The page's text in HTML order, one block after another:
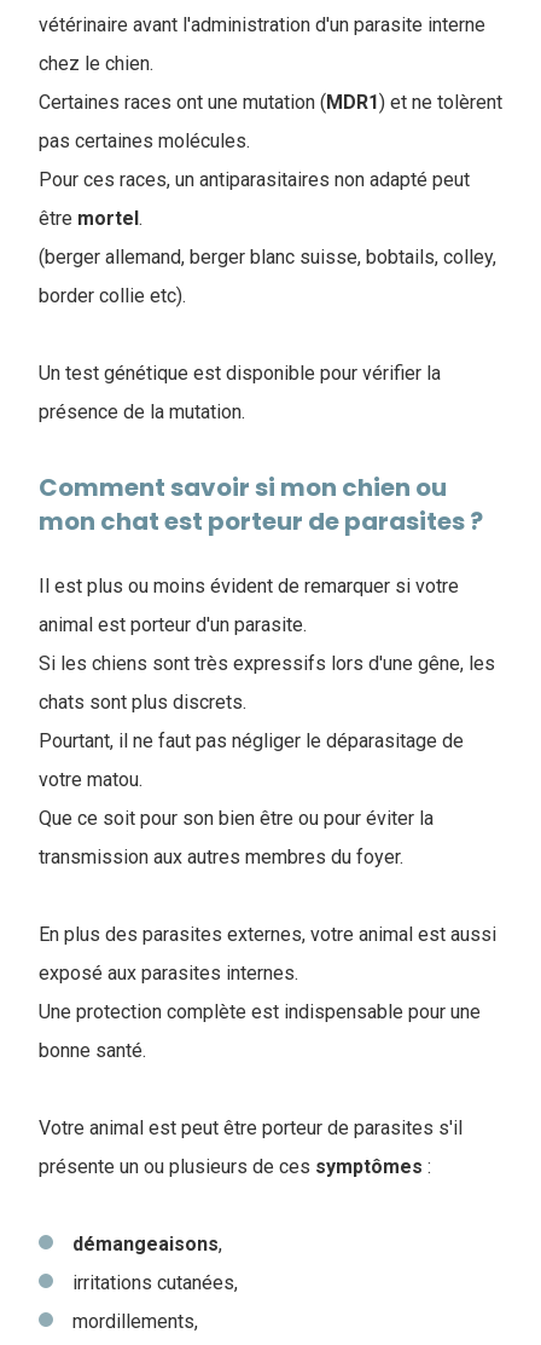
vétérinaire avant l'administration d'un parasite interne
chez le chien.
Certaines races ont une mutation (MDR1) et ne tolèrent
pas certaines molécules.
Pour ces races, un antiparasitaires non adapté peut
être mortel.
(berger allemand, berger blanc suisse, bobtails, colley,
border collie etc).
Un test génétique est disponible pour vérifier la
présence de la mutation.
Comment savoir si mon chien ou
mon chat est porteur de parasites ?
Il est plus ou moins évident de remarquer si votre
animal est porteur d'un parasite.
Si les chiens sont très expressifs lors d'une gêne, les
chats sont plus discrets.
Pourtant, il ne faut pas négliger le déparasitage de
votre matou.
Que ce soit pour son bien être ou pour éviter la
transmission aux autres membres du foyer.
En plus des parasites externes, votre animal est aussi
exposé aux parasites internes.
Une protection complète est indispensable pour une
bonne santé.
Votre animal est peut être porteur de parasites s'il
présente un ou plusieurs de ces symptômes :
démangeaisons,
irritations cutanées,
mordillements,